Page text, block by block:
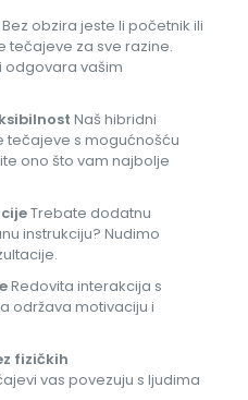
Bez obzira jeste li početnik ili
tečajeve za sve razine.
odgovara vašim
Naš hibridni
tečajeve s mogućnošću
ono što vam najbolje
Trebate dodatnu
instrukciju? Nudimo
Redovita interakcija s
održava motivaciju i
fizičkih
vas povezuju s ljudima